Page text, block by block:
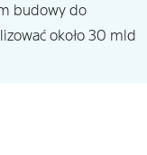
budowy do
około 30 mld